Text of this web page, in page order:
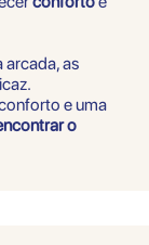
arcada, as
e uma
o